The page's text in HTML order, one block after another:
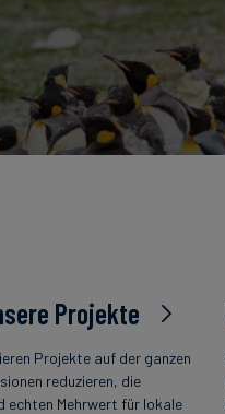
Projekte
Projekte auf der ganzen
reduzieren, die
echten Mehrwert für lokale